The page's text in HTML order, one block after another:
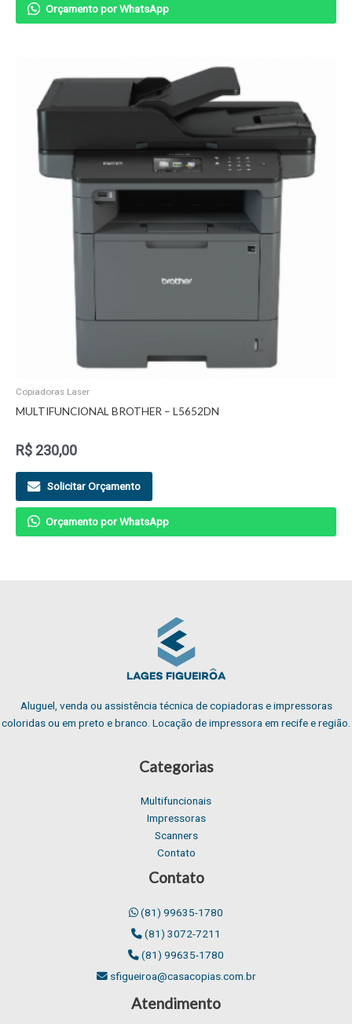
Orçamento por WhatsApp
Copiadoras Laser
MULTIFUNCIONAL BROTHER – L5652DN
R$ 230,00
Solicitar Orçamento
Orçamento por WhatsApp
Aluguel, venda ou assistência técnica de copiadoras e impressoras
coloridas ou em preto e branco. Locação de impressora em recife e região.
Categorias
Multifuncionais
Impressoras
Scanners
Contato
Contato
(81) 99635-1780
(81) 3072-7211
(81) 99635-1780
sfigueiroa@casacopias.com.br
Atendimento